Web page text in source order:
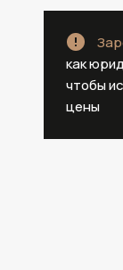
как
чтобы
цены